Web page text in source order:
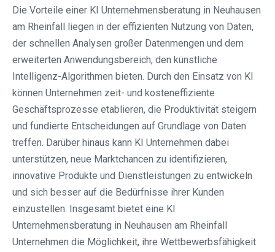
Die Vorteile einer KI Unternehmensberatung in Neuhausen
am Rheinfall liegen in der effizienten Nutzung von Daten,
der schnellen Analysen großer Datenmengen und dem
erweiterten Anwendungsbereich, den künstliche
Intelligenz-Algorithmen bieten. Durch den Einsatz von KI
können Unternehmen zeit- und kosteneffiziente
Geschäftsprozesse etablieren, die Produktivität steigern
und fundierte Entscheidungen auf Grundlage von Daten
treffen. Darüber hinaus kann KI Unternehmen dabei
unterstützen, neue Marktchancen zu identifizieren,
innovative Produkte und Dienstleistungen zu entwickeln
und sich besser auf die Bedürfnisse ihrer Kunden
einzustellen. Insgesamt bietet eine KI
Unternehmensberatung in Neuhausen am Rheinfall
Unternehmen die Möglichkeit, ihre Wettbewerbsfähigkeit